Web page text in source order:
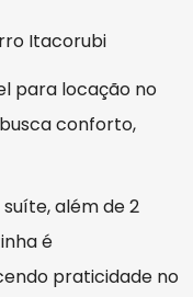
Itacorubi
para locação no
conforto,
suíte, além de 2
é
praticidade no